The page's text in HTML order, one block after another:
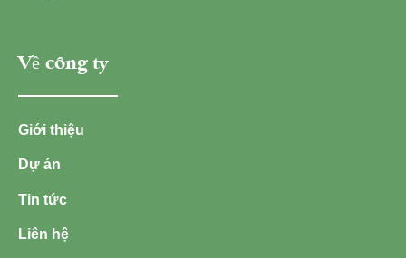
Về công ty
Giới thiệu
Dự án
Tin tức
Liên hệ